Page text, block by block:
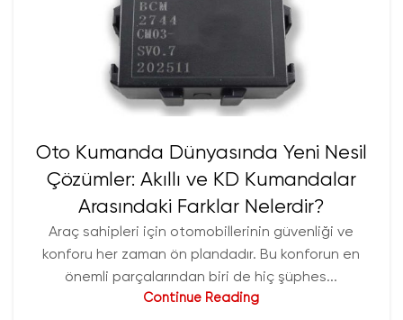
Oto Kumanda Dünyasında Yeni Nesil
Çözümler: Akıllı ve KD Kumandalar
Arasındaki Farklar Nelerdir?
Araç sahipleri için otomobillerinin güvenliği ve
konforu her zaman ön plandadır. Bu konforun en
önemli parçalarından biri de hiç şüphes...
Continue Reading